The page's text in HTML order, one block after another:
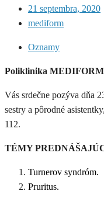
21 septembra, 2020
mediform
Oznamy
Poliklinika MEDIFORM
Vás srdečne pozýva dňa
sestry a pôrodné
112.
TÉMY
Turnerov syndróm.
Pruritus.